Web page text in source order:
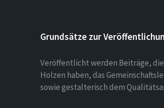
Grundsätze zur
Veröffentlicht werden Beiträge,
Holzen haben, das
sowie gestalterisch dem